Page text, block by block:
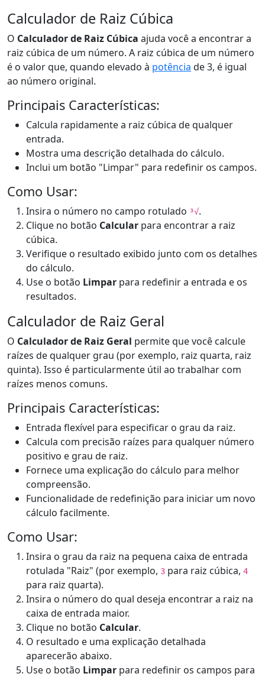
Calculador de Raiz Cúbica
O Calculador de Raiz Cúbica ajuda você a encontrar a
raiz cúbica de um número. A raiz cúbica de um número
é o valor que, quando elevado à potência de 3, é igual
ao número original.
Principais Características:
Calcula rapidamente a raiz cúbica de qualquer
entrada.
Mostra uma descrição detalhada do cálculo.
Inclui um botão "Limpar" para redefinir os campos.
Como Usar:
Insira o número no campo rotulado ³√.
Clique no botão Calcular para encontrar a raiz
cúbica.
Verifique o resultado exibido junto com os detalhes
do cálculo.
Use o botão Limpar para redefinir a entrada e os
resultados.
Calculador de Raiz Geral
O Calculador de Raiz Geral permite que você calcule
raízes de qualquer grau (por exemplo, raiz quarta, raiz
quinta). Isso é particularmente útil ao trabalhar com
raízes menos comuns.
Principais Características:
Entrada flexível para especificar o grau da raiz.
Calcula com precisão raízes para qualquer número
positivo e grau de raiz.
Fornece uma explicação do cálculo para melhor
compreensão.
Funcionalidade de redefinição para iniciar um novo
cálculo facilmente.
Como Usar:
Insira o grau da raiz na pequena caixa de entrada
rotulada "Raiz" (por exemplo, 3 para raiz cúbica, 4
para raiz quarta).
Insira o número do qual deseja encontrar a raiz na
caixa de entrada maior.
Clique no botão Calcular.
O resultado e uma explicação detalhada
aparecerão abaixo.
Use o botão Limpar para redefinir os campos para